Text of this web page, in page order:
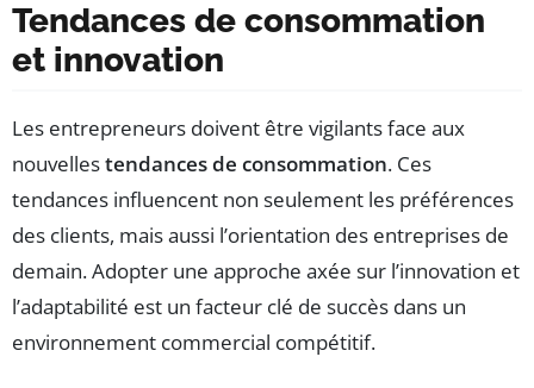
Tendances de consommation
et innovation
Les entrepreneurs doivent être vigilants face aux
nouvellestendances de consommation. Ces
tendances influencent non seulement les préférences
des clients, mais aussi l’orientation des entreprises de
demain. Adopter une approche axée sur l’innovation et
l’adaptabilité est un facteur clé de succès dans un
environnement commercial compétitif.